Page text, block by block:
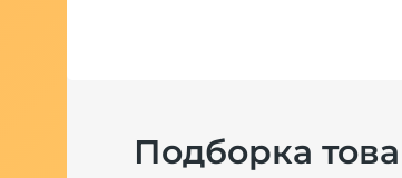
Подборка